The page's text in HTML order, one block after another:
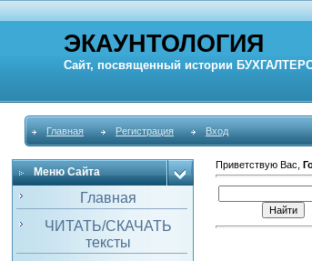
ЭКАУНТОЛОГИЯ
Сайт, посвященный истории
Главная Регистрация Вход
Меню Сайта
Главная
ЧИТАТЬ/СКАЧАТЬ
тексты
Приветствую Вас ,